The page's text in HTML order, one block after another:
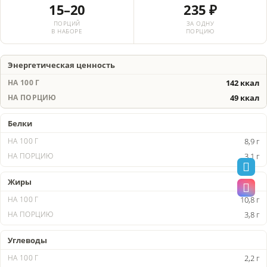
15–20
ПОРЦИЙ
В НАБОРЕ
235 ₽
ЗА ОДНУ
ПОРЦИЮ
Энергетическая ценность
142 ккал
49 ккал
Белки
8,9 г
3,1 г
Жиры
10,8 г
3,8 г
Углеводы
2,2 г